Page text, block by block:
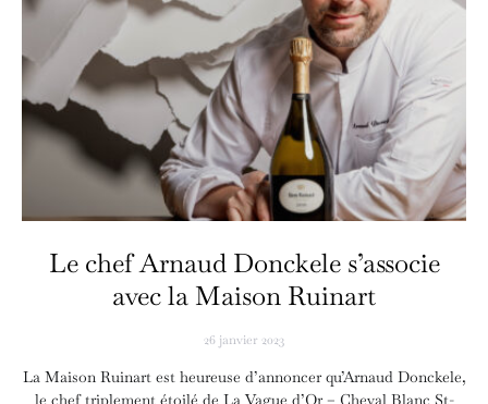
Le chef Arnaud Donckele s’associe
avec la Maison Ruinart
26 janvier 2023
La Maison Ruinart est heureuse d’annoncer qu’Arnaud Donckele,
le chef triplement étoilé de La Vague d’Or – Cheval Blanc St-